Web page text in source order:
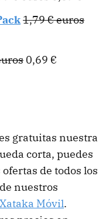
1,79 € euros
0,69 €
gratuitas nuestra
corta, puedes
de todos los
nuestros
Xataka Móvil.